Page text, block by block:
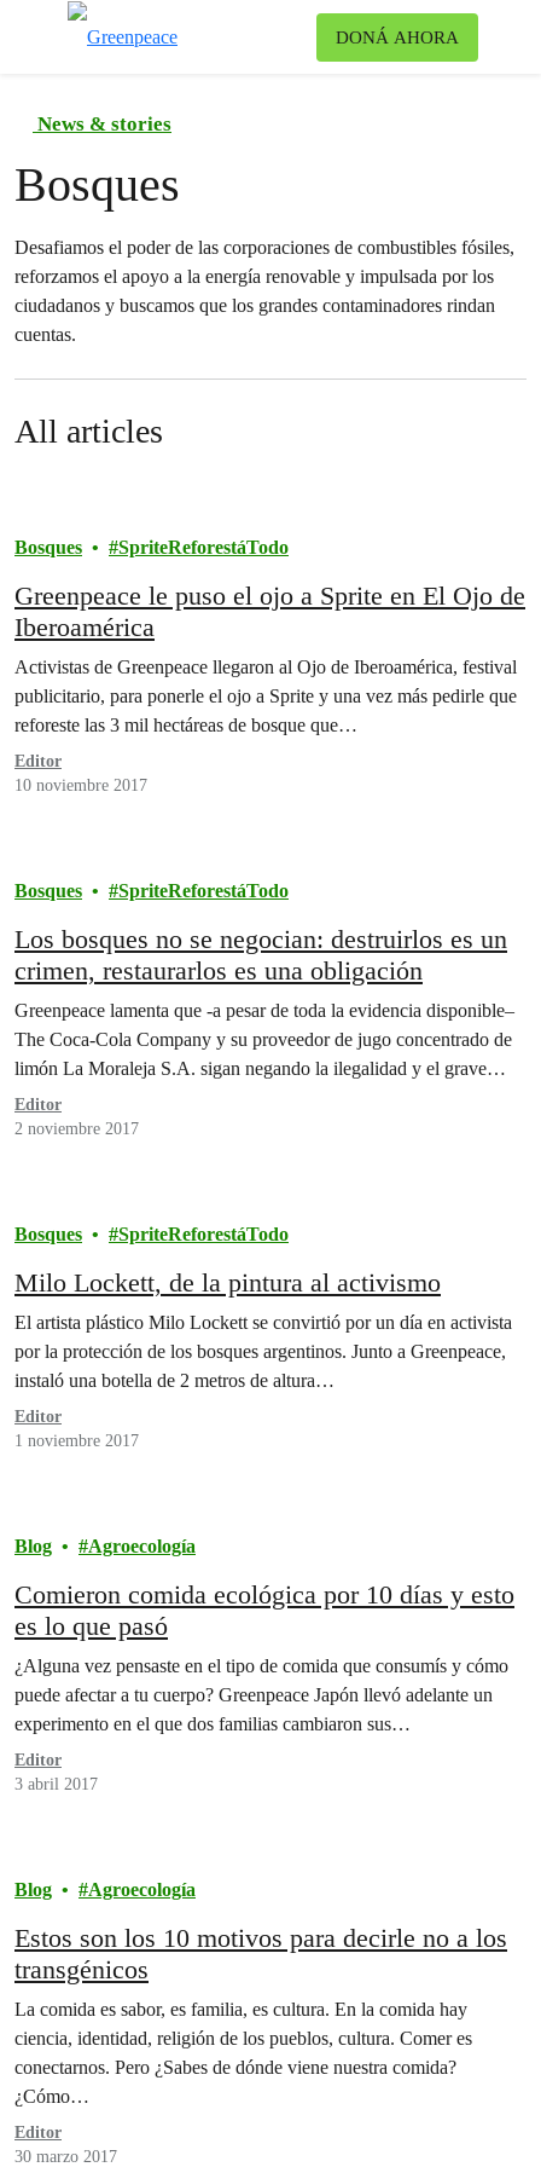
DONÁ AHORA
News & stories
Bosques
Desafiamos el poder de las corporaciones de combustibles fósiles,
reforzamos el apoyo a la energía renovable y impulsada por los
ciudadanos y buscamos que los grandes contaminadores rindan
cuentas.
All articles
Bosques SpriteReforestáTodo
Greenpeace le puso el ojo a Sprite en El Ojo de
Iberoamérica
Activistas de Greenpeace llegaron al Ojo de Iberoamérica, festival
publicitario, para ponerle el ojo a Sprite y una vez más pedirle que
reforeste las 3 mil hectáreas de bosque que…
Editor
10 noviembre 2017
Bosques SpriteReforestáTodo
Los bosques no se negocian: destruirlos es un
crimen, restaurarlos es una obligación
Greenpeace lamenta que -a pesar de toda la evidencia disponible–
The Coca-Cola Company y su proveedor de jugo concentrado de
limón La Moraleja S.A. sigan negando la ilegalidad y el grave…
Editor
2 noviembre 2017
Bosques SpriteReforestáTodo
Milo Lockett, de la pintura al activismo
El artista plástico Milo Lockett se convirtió por un día en activista
por la protección de los bosques argentinos. Junto a Greenpeace,
instaló una botella de 2 metros de altura…
Editor
1 noviembre 2017
Blog Agroecología
Comieron comida ecológica por 10 días y esto
es lo que pasó
¿Alguna vez pensaste en el tipo de comida que consumís y cómo
puede afectar a tu cuerpo? Greenpeace Japón llevó adelante un
experimento en el que dos familias cambiaron sus…
Editor
3 abril 2017
Blog Agroecología
Estos son los 10 motivos para decirle no a los
transgénicos
La comida es sabor, es familia, es cultura. En la comida hay
ciencia, identidad, religión de los pueblos, cultura. Comer es
conectarnos. Pero ¿Sabes de dónde viene nuestra comida?
¿Cómo…
Editor
30 marzo 2017